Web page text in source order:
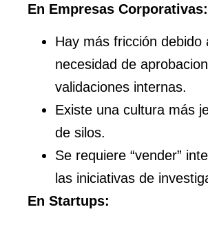
En Empresas Corporativas:
Hay más fricción debido
necesidad de
validaciones internas.
Existe una cultura más
de silos.
Se requiere “vender”
las iniciativas de
En Startups: